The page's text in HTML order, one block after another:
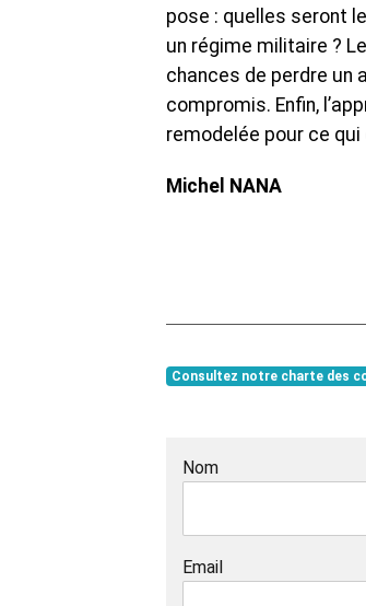
pose : quelles seront
un régime militaire ?
chances de perdre un
compromis. Enfin,
remodelée pour ce
Michel NANA
Consultez notre charte des
Nom
Email